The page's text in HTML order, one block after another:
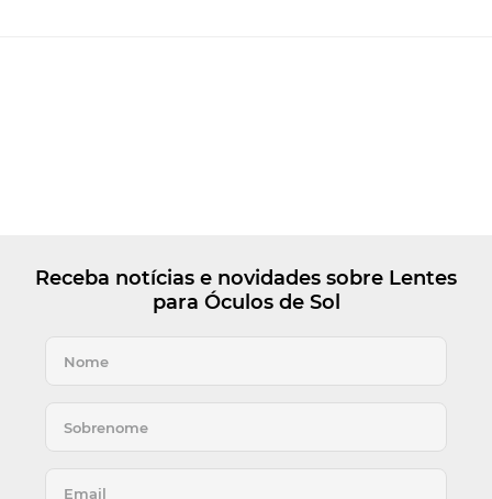
Receba notícias e novidades sobre Lentes
para Óculos de Sol